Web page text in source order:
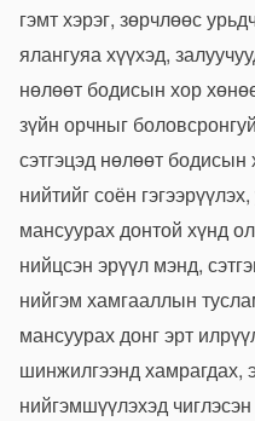
гэмт хэрэг, зөрчлөөс
ялангуяа хүүхэд,
нөлөөт бодисын хор
зүйн орчныг
сэтгэцэд нөлөөт
нийтийг соён
мансуурах донтой хүнд
нийцсэн эрүүл мэнд,
нийгэм хамгааллын
мансуурах донг эрт
шинжилгээнд хамрагдах,
нийгэмшүүлэхэд